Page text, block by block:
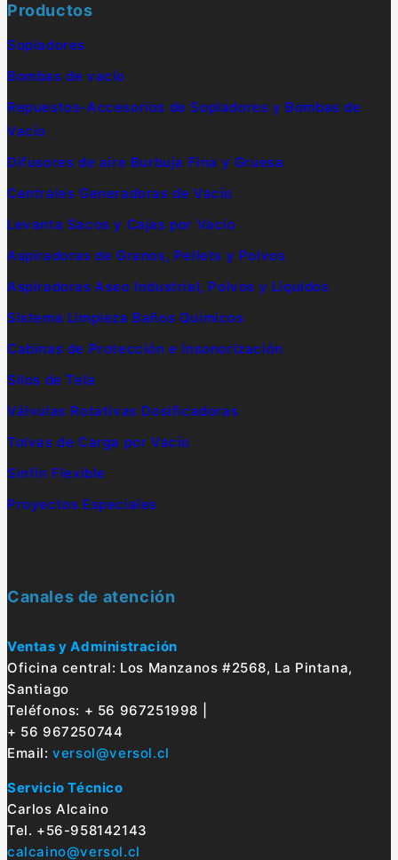
Productos
Sopladores
Bombas de vacío
Repuestos-Accesorios de Sopladores y Bombas de
Vacío
Difusores de aire Burbuja Fina y Gruesa
Centrales Generadoras de Vacío
Levanta Sacos y Cajas por Vacío
Aspiradoras de Granos, Pellets y Polvos
Aspiradoras Aseo Industrial, Polvos y Líquidos
Sistema Limpieza Baños Químicos
Cabinas de Protección e Insonorización
Silos de Tela
Válvulas Rotativas Dosificadoras
Tolvas de Carga por Vacío
Sinfín Flexible
Proyectos Especiales
Canales de atención
Ventas y Administración
Oficina central: Los Manzanos #2568, La Pintana,
Santiago
Teléfonos: + 56 967251998 |
+ 56 967250744
Email:versol@versol.cl
Servicio Técnico
Carlos Alcaino
Tel. +56-958142143
calcaino@versol.cl